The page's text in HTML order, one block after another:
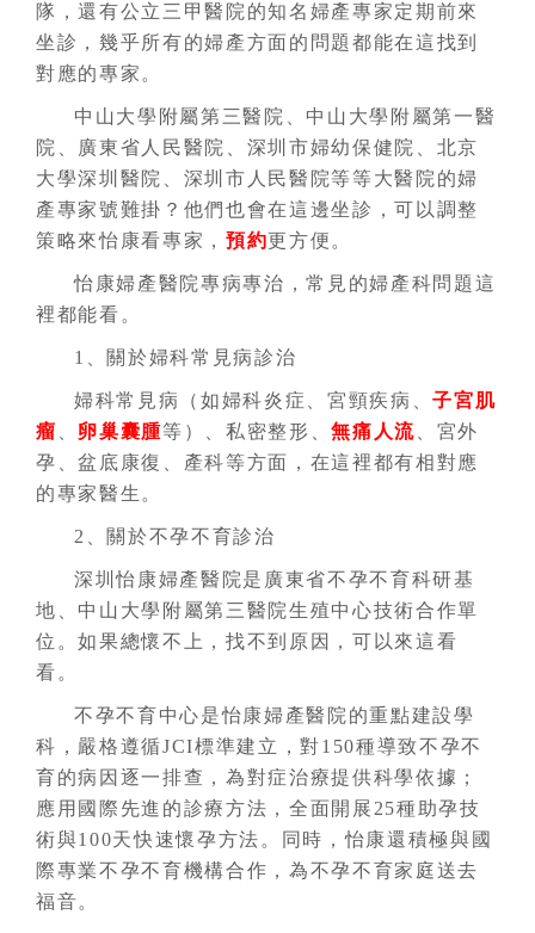
隊，還有公立三甲醫院的知名婦產專家定期前來
坐診，幾乎所有的婦產方面的問題都能在這找到
對應的專家。
中山大學附屬第三醫院、中山大學附屬第一醫
院、廣東省人民醫院、深圳市婦幼保健院、北京
大學深圳醫院、深圳市人民醫院等等大醫院的婦
產專家號難掛？他們也會在這邊坐診，可以調整
策略來怡康看專家，預約更方便。
怡康婦產醫院專病專治，常見的婦產科問題這
裡都能看。
1、關於婦科常見病診治
婦科常見病（如婦科炎症、宮頸疾病、子宮肌
瘤
卵巢囊腫等）、私密整形、無痛人流 、宮外
孕、盆底康復、產科等方面，在這裡都有相對應
的專家醫生。
2、關於不孕不育診治
深圳怡康婦產醫院是廣東省不孕不育科研基
地、中山大學附屬第三醫院生殖中心技術合作單
位。如果總懷不上，找不到原因，可以來這看
看。
不孕不育中心是怡康婦產醫院的重點建設學
科，嚴格遵循JCI標準建立，對150種導致不孕不
育的病因逐一排查，為對症治療提供科學依據；
應用國際先進的診療方法，全面開展25種助孕技
術與100天快速懷孕方法。同時，怡康還積極與國
際專業不孕不育機構合作，為不孕不育家庭送去
福音。